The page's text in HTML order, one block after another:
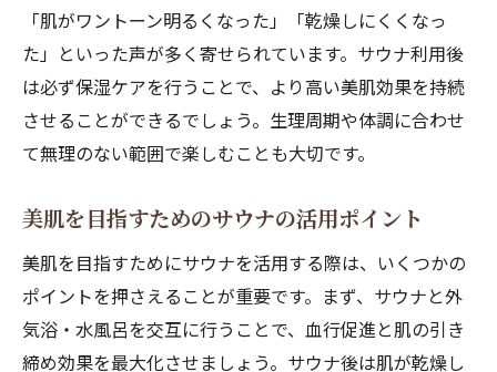
「肌がワントーン明るくなった」「乾燥しにくくなっ
た」といった声が多く寄せられています。サウナ利用後
は必ず保湿ケアを行うことで、より高い美肌効果を持続
させることができるでしょう。生理周期や体調に合わせ
て無理のない範囲で楽しむことも大切です。
美肌を目指すためのサウナの活用ポイント
美肌を目指すためにサウナを活用する際は、いくつかの
ポイントを押さえることが重要です。まず、サウナと外
気浴・水風呂を交互に行うことで、血行促進と肌の引き
締め効果を最大化させましょう。サウナ後は肌が乾燥し